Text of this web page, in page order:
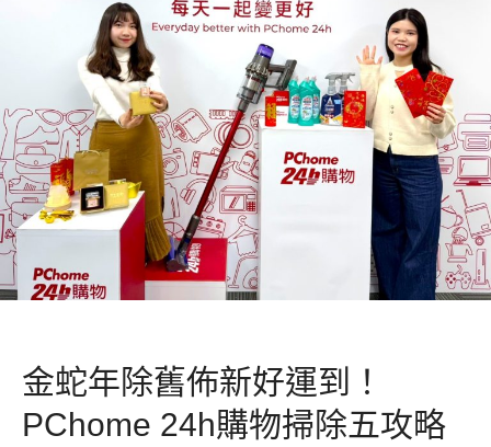
金蛇年除舊佈新好運到！
PChome 24h購物掃除五攻略